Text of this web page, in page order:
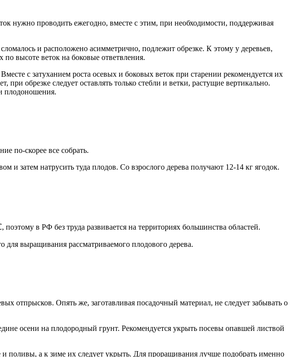
нужно проводить ежегодно, вместе с этим, при необходимости, поддерживая
и расположено асимметрично, подлежит обрезке. К этому у деревьев,
высоте веток на боковые ответвления.
с затуханием роста осевых и боковых веток при старении рекомендуется их
обрезке следует оставлять только стебли и ветки, растущие вертикально.
плодоношения.
по-скорее все собрать.
и затем натрусить туда плодов. Со взрослого дерева получают 12-14 кг ягодок.
в РФ без труда развивается на территориях большинства областей.
для выращивания рассматриваемого плодового дерева.
отпрысков. Опять же, заготавливая посадочный материал, не следует забывать о
осени на плодородный грунт. Рекомендуется укрыть посевы опавшей листвой
поливы, а к зиме их следует укрыть. Для проращивания лучше подобрать именно